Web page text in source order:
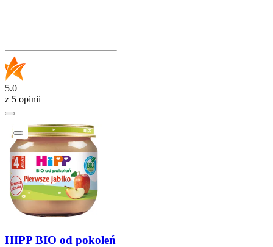
5.0
z 5 opinii
HIPP BIO od pokoleń